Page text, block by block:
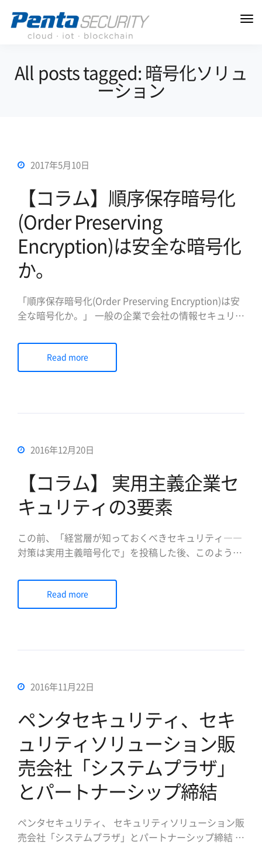
All posts tagged: 暗号化ソリュ
ーション
2017年5月10日
【コラム】順序保存暗号化
(Order Preserving
Encryption)は安全な暗号化
か。
「順序保存暗号化(Order Preserving Encryption)は安
全な暗号化か。」 一般の企業で会社の情報セキュリテ
個人情報保護法の遵守のため、個人情報が保存されて
いる業務システムに暗号化製品を導入して適用しよう
としている。暗号化製品を設置すれば、個人情報保護
Read more
2016年12月20日
【コラム】 実用主義企業セ
キュリティの3要素
この前、「経営層が知っておくべきセキュリティ――
対策は実用主義暗号化で」を投稿した後、このような
的に保護するためには、何をしなければならない
か？」 「何から始めて、どんな技術で、どのように設
計したら実用的なセキュリティか?」 「技術者でな
Read more
2016年11月22日
ペンタセキュリティ、セキ
ュリティソリューション販
売会社「システムプラザ」
とパートナーシップ締結
ペンタセキュリティ、 セキュリティソリューション販
売会社「システムプラザ」とパートナーシップ締結 暗